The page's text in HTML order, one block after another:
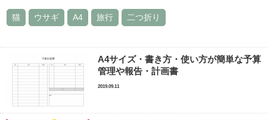
猫 ウサギ A4 旅行 二つ折り
A4サイズ・書き方・使い方が簡単な予算
管理や報告・計画書
2019.09.11